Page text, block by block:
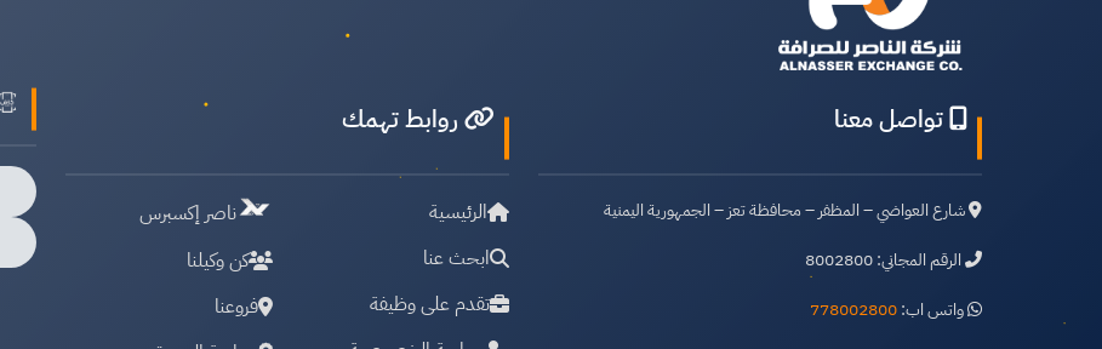
تواصل معنا
شارع العواضي – المظفر – محافظة تعز – الجمهورية اليمنية
الرقم المجاني: 8002800
واتس اب:778002800
روابط تهمك
الرئيسية
ابحث عنا
تقدم على وظيفة
ناصر إكسبرس
كن وكيلنا
فروعنا